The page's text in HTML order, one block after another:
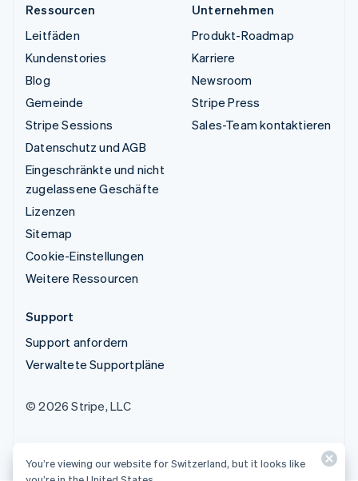
Ressourcen
Leitfäden
Kundenstories
Blog
Gemeinde
Stripe Sessions
Datenschutz und AGB
Eingeschränkte und nicht
zugelassene Geschäfte
Lizenzen
Sitemap
Cookie-Einstellungen
Weitere Ressourcen
Unternehmen
Produkt-Roadmap
Karriere
Newsroom
Stripe Press
Sales-Team kontaktieren
Support
Support anfordern
Verwaltete Supportpläne
© 2026 Stripe, LLC
You’re viewing our website for Switzerland, but it looks like